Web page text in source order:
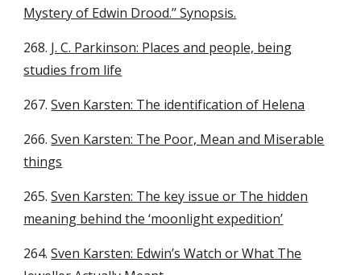
Mystery of Edwin Drood.’’ Synopsis.
268. J. C. Parkinson: Places and people, being
studies from life
267.Sven Karsten: The identification of Helena
266.Sven Karsten: The Poor, Mean and Miserable
things
265.Sven Karsten: The key issue or The hidden
meaning behind the ‘moonlight expedition’
264.Sven Karsten: Edwin’s Watch or What The